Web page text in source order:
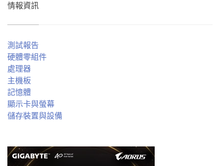
情報資訊
測試報告
硬體零組件
處理器
主機板
記憶體
顯示卡與螢幕
儲存裝置與設備